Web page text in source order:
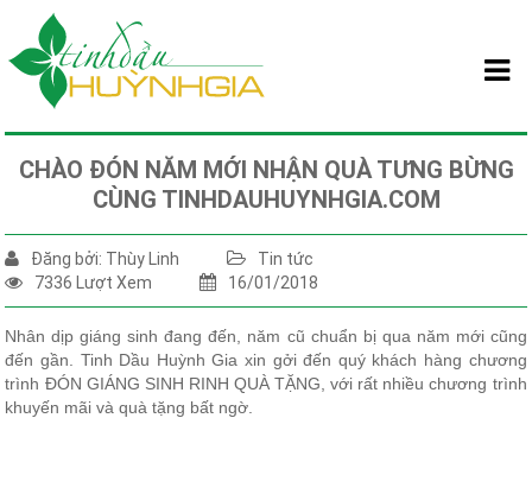
CHÀO ĐÓN NĂM MỚI NHẬN QUÀ TƯNG BỪNG
CÙNG TINHDAUHUYNHGIA.COM
Đăng bởi: Thùy Linh
Tin tức
7336 Lượt Xem
16/01/2018
Nhân dịp giáng sinh đang đến, năm cũ chuẩn bị qua năm mới cũng
đến gần. Tinh Dầu Huỳnh Gia xin gởi đến quý khách hàng chương
trình ĐÓN GIÁNG SINH RINH QUÀ TẶNG, với rất nhiều chương trình
khuyến mãi và quà tặng bất ngờ.